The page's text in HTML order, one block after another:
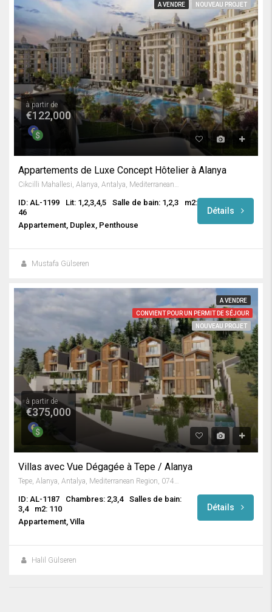
A VENDRE NOUVEAU PROJET
à partir de
€122,000
Appartements de Luxe Concept Hôtelier à Alanya
Cikcilli Mahallesi, Alanya, Antalya, Mediterranean Region, Turkey
ID: AL-1199 Lit: 1,2,3,4,5 Salle de bain: 1,2,3
m2:
46
Appartement, Duplex, Penthouse
Détails
Mustafa Gülseren
A VENDRE
CONVIENT POUR UN PERMIT DE SÉJOUR
NOUVEAU PROJET
à partir de
€375,000
Villas avec Vue Dégagée à Tepe / Alanya
ID: AL-1187 Chambres: 2,3,4
Salles de bain:
3,4
m2: 110
Appartement, Villa
Détails
Halil Gülseren